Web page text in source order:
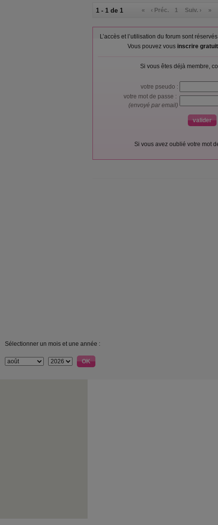
1 - 1 de 1 « ‹ Préc. 1 Suiv. › »
L’accès et l’utilisation du forum sont
Vous pouvez vous inscrire
Si vous êtes déjà membre,
votre pseudo :
votre mot de passe :
(envoyé par email)
Si vous avez oublié votre mot
Sélectionner un mois et une année :